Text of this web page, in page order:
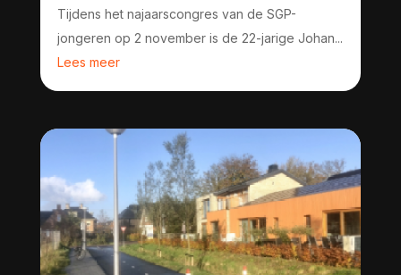
Tijdens het najaarscongres van de SGP-
jongeren op 2 november is de 22-jarige Johan...
Lees meer